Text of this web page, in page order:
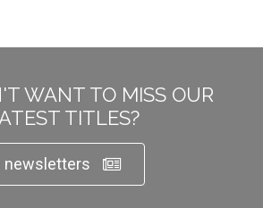
WANT TO MISS OUR
TITLES?
newsletters